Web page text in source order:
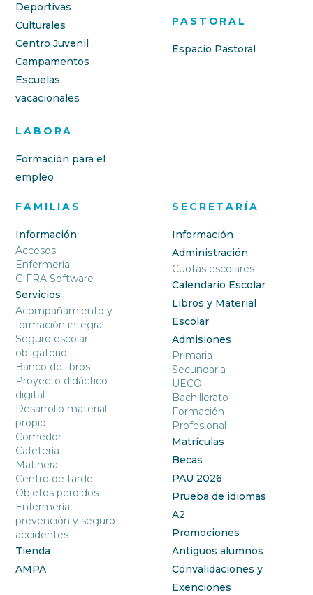
Deportivas
Culturales
Centro Juvenil
Campamentos
Escuelas
vacacionales
LABORA
Formación para el
empleo
PASTORAL
Espacio Pastoral
FAMILIAS
Información
Accesos
Enfermería
CIFRA Software
Servicios
Acompañamiento y
formación integral
Seguro escolar
obligatorio
Banco de libros
Proyecto didáctico
digital
Desarrollo material
propio
Comedor
Cafetería
Matinera
Centro de tarde
Objetos perdidos
Enfermería,
prevención y seguro
accidentes
Tienda
AMPA
SECRETARÍA
Información
Administración
Cuotas escolares
Calendario Escolar
Libros y Material
Escolar
Admisiones
Primaria
Secundaria
UECO
Bachillerato
Formación
Profesional
Matrículas
Becas
PAU 2026
Prueba de idiomas
A2
Promociones
Antiguos alumnos
Convalidaciones y
Exenciones